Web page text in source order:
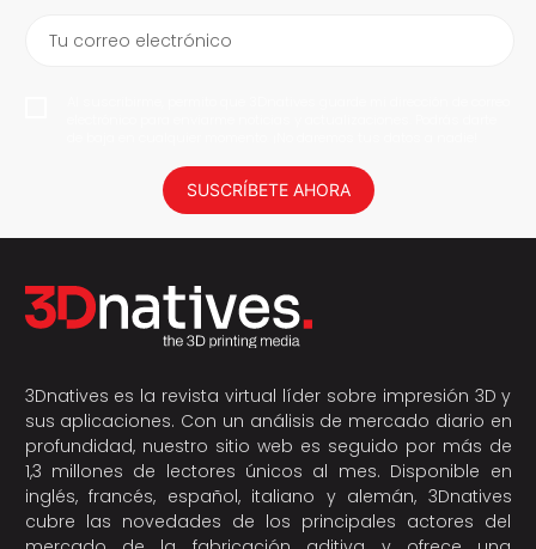
Tu correo electrónico
SUSCRÍBETE AHORA
3Dnatives es la revista virtual líder sobre impresión 3D y
sus aplicaciones. Con un análisis de mercado diario en
profundidad, nuestro sitio web es seguido por más de
1,3 millones de lectores únicos al mes. Disponible en
inglés, francés, español, italiano y alemán, 3Dnatives
cubre las novedades de los principales actores del